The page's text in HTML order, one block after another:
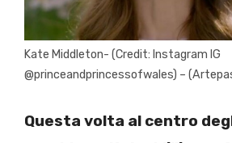
Kate Middleton- (Credit: Instagram IG
@princeandprincessofwales) –
Questa volta al centro